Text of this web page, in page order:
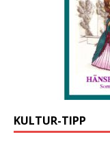
KULTUR-TIPP